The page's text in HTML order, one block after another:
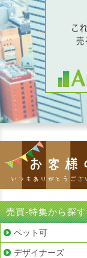
売買-特集から探す
ペット可
デザイナーズ